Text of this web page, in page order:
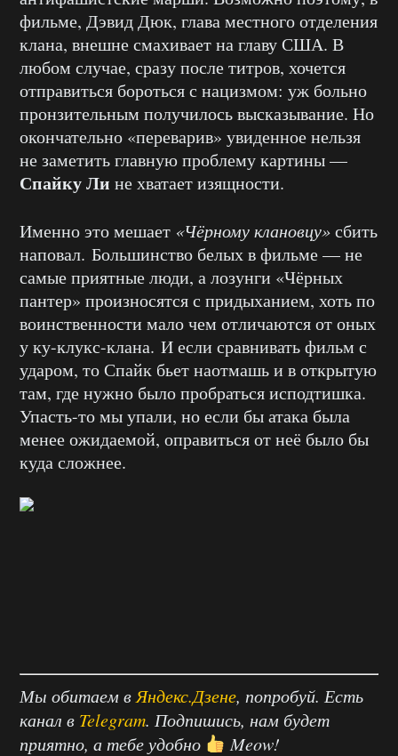
фильме, Дэвид Дюк, глава местного отделения
клана, внешне смахивает на главу США. В
любом случае, сразу после титров, хочется
отправиться бороться с нацизмом: уж больно
пронзительным получилось высказывание. Но
окончательно «переварив» увиденное нельзя
не заметить главную проблему картины —
Спайку Ли не хватает изящности.
Именно это мешает «Чёрному клановцу»сбить
наповал. Большинство белых в фильме — не
самые приятные люди, а лозунги «Чёрных
пантер» произносятся с придыханием, хоть по
воинственности мало чем отличаются от оных
у ку-клукс-клана. И если сравнивать фильм с
ударом, то Спайк бьет наотмашь и в открытую
там, где нужно было пробраться исподтишка.
Упасть-то мы упали, но если бы атака была
менее ожидаемой, оправиться от неё было бы
куда сложнее.
Мы обитаем в Яндекс.Дзене, попробуй. Есть
канал в Telegram. Подпишись, нам будет
приятно, а тебе удобно
Meow!